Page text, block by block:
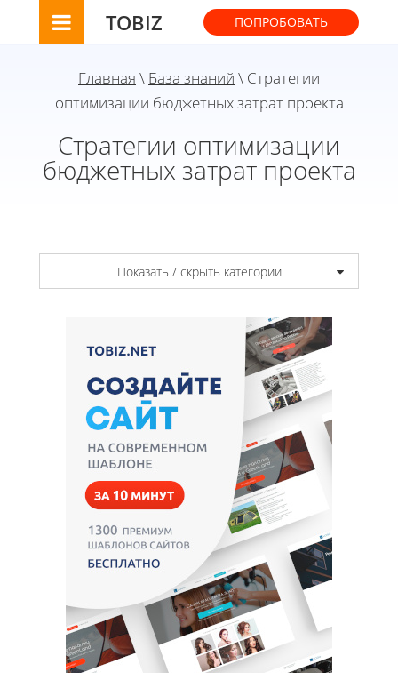
TOBIZ ПОПРОБОВАТЬ
Главная \ База знаний \ Стратегии
оптимизации бюджетных затрат проекта
Стратегии оптимизации
бюджетных затрат проекта
Показать / скрыть категории